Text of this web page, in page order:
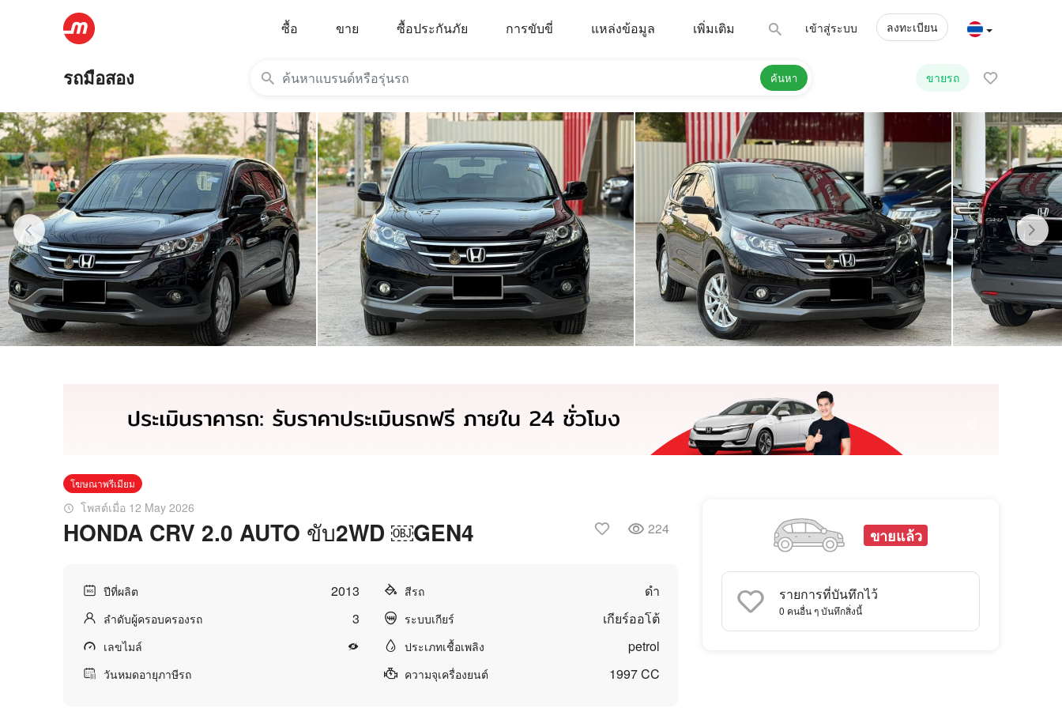
ซื้อ ขาย ซื้อประกันภัย การขับขี่ แหล่งข้อมูล เพิ่มเติม เข้าสู่ระบบ ลงทะเบียน
รถมือสอง ขายรถ
ค้นหา
โฆษณาพรีเมียม
โพสต์เมื่อ 12 May 2026
HONDA CRV 2.0 AUTO ขับ2WD ￼GEN4 224
ปีที่ผลิต 2013
ลำดับผู้ครอบครองรถ 3
เลขไมล์
วันหมดอายุภาษีรถ
สีรถ ดำ
ระบบเกียร์ เกียร์ออโต้
ประเภทเชื้อเพลิง petrol
ความจุเครื่องยนต์ 1997 CC
ขายแล้ว
รายการที่บันทึกไว้
0 คนอื่น ๆ บันทึกสิ่งนี้